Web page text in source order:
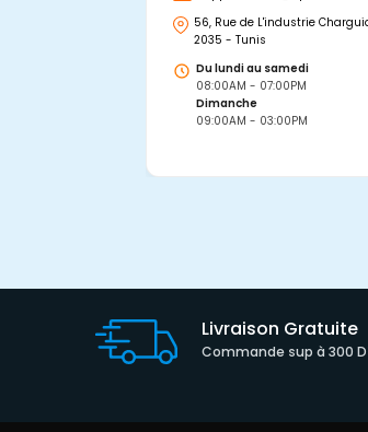
56, Rue de L'industrie
2035 - Tunis
Du lundi au samedi
08:00AM - 07:00PM
Dimanche
09:00AM - 03:00PM
Livraison Gratuite
Commande sup à 300